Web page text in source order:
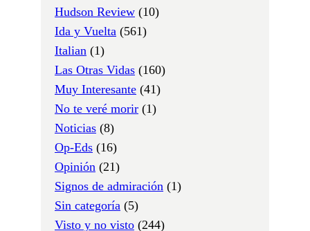
Hudson Review (10)
Ida y Vuelta (561)
Italian (1)
Las Otras Vidas (160)
Muy Interesante (41)
No te veré morir (1)
Noticias (8)
Op-Eds (16)
Opinión (21)
Signos de admiración (1)
Sin categoría (5)
Visto y no visto (244)